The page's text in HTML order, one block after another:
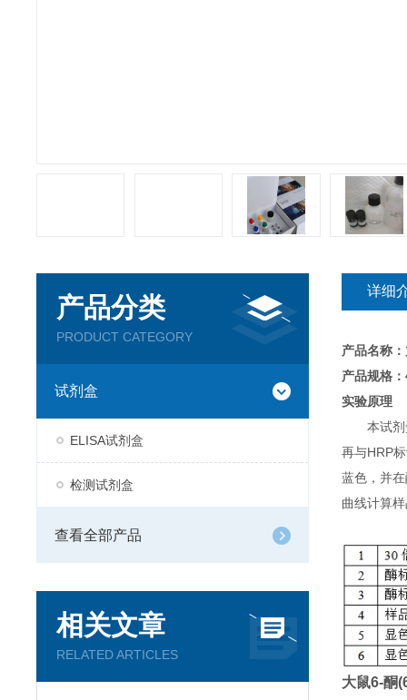
产品分类
PRODUCT CATEGORY
试剂盒
ELISA试剂盒
检测试剂盒
查看全部产品
相关文章
RELATED ARTICLES
详细
产品名称：
产品规格
实验原理
本试
再与HRP
蓝色，并
曲线计算
大鼠6-酮